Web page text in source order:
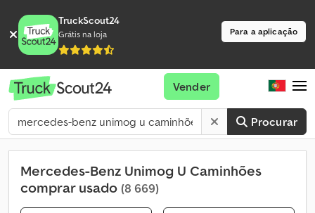
TruckScout24
Grátis na loja Para a aplicação
Procurar
Vender
Mercedes-Benz Unimog U Caminhões
comprar usado (8 669)